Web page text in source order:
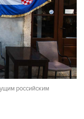
российским